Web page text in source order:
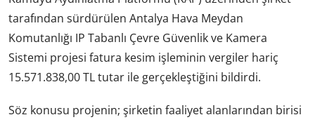
tarafından sürdürülen Antalya Hava Meydan
Komutanlığı IP Tabanlı Çevre Güvenlik ve Kamera
Sistemi projesi fatura kesim işleminin vergiler hariç
15.571.838,00 TL tutar ile gerçekleştiğini bildirdi.
Söz konusu projenin; şirketin faaliyet alanlarından birisi